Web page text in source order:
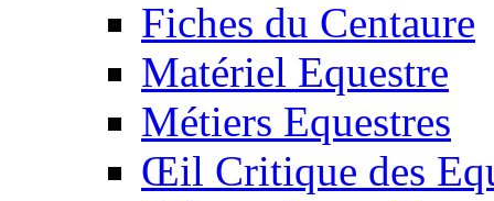
Fiches du Centaure
Matériel Equestre
Métiers Equestres
Œil Critique des